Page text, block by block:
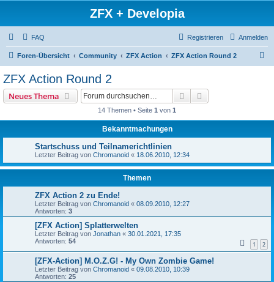
ZFX + Developia
FAQ Anmelden
Registrieren
Foren-Übersicht Community ZFX Action ZFX Action Round 2
ZFX Action Round 2
Neues Thema Suche
14 Themen • Seite 1 von 1
Bekanntmachungen
Startschuss und Teilnamerichtlinien
Letzter Beitrag von Chromanoid « 18.06.2010, 12:34
Themen
ZFX Action 2 zu Ende!
Letzter Beitrag von Chromanoid « 08.09.2010, 12:27
Antworten: 3
[ZFX Action] Splatterwelten
Letzter Beitrag von Jonathan « 30.01.2021, 17:35
Antworten: 54 1 2
[ZFX-Action] M.O.Z.G! - My Own Zombie Game!
Letzter Beitrag von Chromanoid « 09.08.2010, 10:39
Antworten: 25